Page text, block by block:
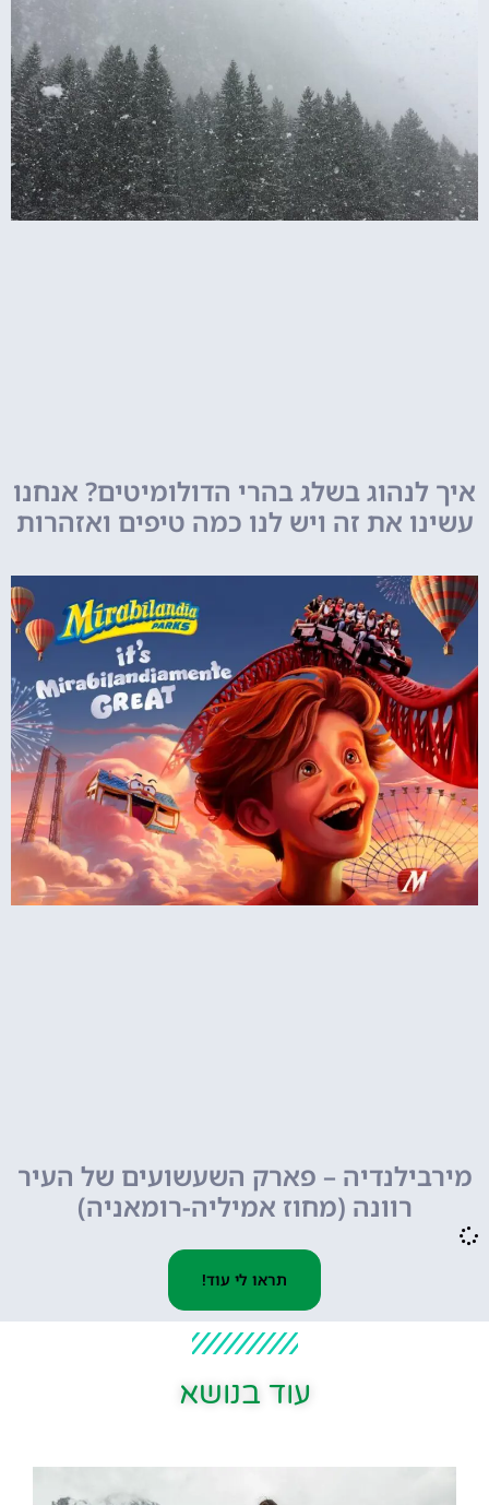
איך לנהוג בשלג בהרי הדולומיטים? אנחנו
עשינו את זה ויש לנו כמה טיפים ואזהרות
מירבילנדיה – פארק השעשועים של העיר
רוונה (מחוז אמיליה-רומאניה)
תראו לי עוד!
עוד בנושא